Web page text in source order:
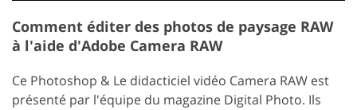
Comment éditer des photos de paysage RAW
à l'aide d'Adobe Camera RAW
Ce Photoshop & Le didacticiel vidéo Camera RAW est
présenté par l'équipe du magazine Digital Photo. Ils